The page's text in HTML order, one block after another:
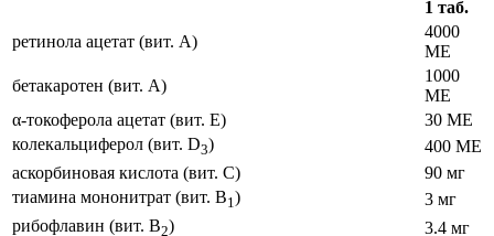
1 таб.
ретинола ацетат (вит. А)
4000
МЕ
бетакаротен (вит. А)
1000
МЕ
α-токоферола ацетат (вит. E)
30 МЕ
колекальциферол (вит. D3)
400 МЕ
аскорбиновая кислота (вит. С)
90 мг
тиамина мононитрат (вит. B1 )
3 мг
рибофлавин (вит. B2)
3.4 мг